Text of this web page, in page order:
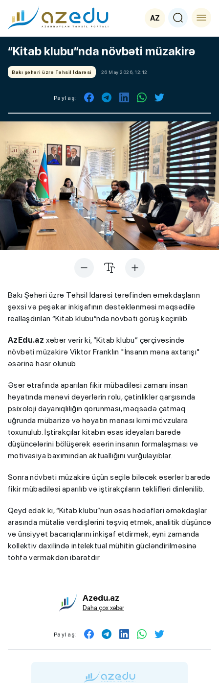
AZ
“Kitab klubu”nda növbəti müzakirə
Bakı şəhəri üzrə Təhsil İdarəsi 26 May 2026, 12:12
Paylaş:
Bakı Şəhəri üzrə Təhsil İdarəsi tərəfindən əməkdaşların
şəxsi və peşəkar inkişafının dəstəklənməsi məqsədilə
reallaşdırılan “Kitab klubu”nda növbəti görüş keçirilib.
AzEdu.az xəbər verir ki, “Kitab klubu” çərçivəsində
növbəti müzakirə Viktor Franklın "İnsanın məna axtarışı"
əsərinə həsr olunub.
Əsər ətrafında aparılan fikir mübadiləsi zamanı insan
həyatında mənəvi dəyərlərin rolu, çətinliklər qarşısında
psixoloji dayanıqlılığın qorunması, məqsədə çatmaq
uğrunda mübarizə və həyatın mənası kimi mövzulara
toxunulub. İştirakçılar kitabın əsas ideyaları barədə
düşüncələrini bölüşərək əsərin insanın formalaşması və
motivasiya baxımından aktuallığını vurğulayıblar.
Sonra növbəti müzakirə üçün seçilə biləcək əsərlər barədə
fikir mübadiləsi aparılıb və iştirakçıların təklifləri dinlənilib.
Qeyd edək ki, “Kitab klubu”nun əsas hədəfləri əməkdaşlar
arasında mütaliə vərdişlərini təşviq etmək, analitik düşüncə
və ünsiyyət bacarıqlarını inkişaf etdirmək, eyni zamanda
kollektiv daxilində intelektual mühitin gücləndirilməsinə
töhfə verməkdən ibarətdir
Azedu.az
Daha çox xəbər
Paylaş: